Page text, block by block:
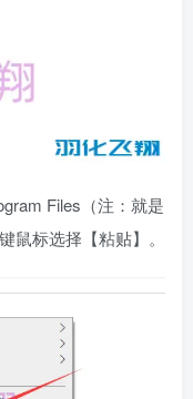
Files（注：就是
鼠标选择【粘贴】。